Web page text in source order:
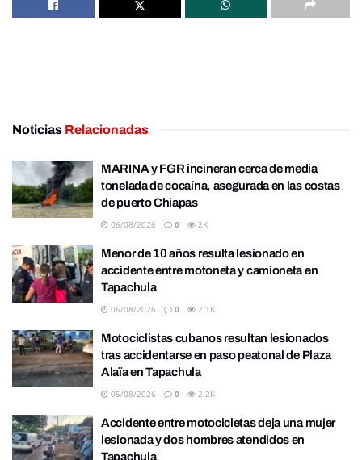
Noticias Relacionadas
MARINA y FGR incineran cerca de media
tonelada de cocaína, asegurada en las costas
de puerto Chiapas
06/08/2026 0 2K
Menor de 10 años resulta lesionado en
accidente entre motoneta y camioneta en
Tapachula
06/08/2026 0 2.1K
Motociclistas cubanos resultan lesionados
tras accidentarse en paso peatonal de Plaza
Alaïa en Tapachula
05/08/2026 0 2.2K
Accidente entre motocicletas deja una mujer
lesionada y dos hombres atendidos en
Tapachula